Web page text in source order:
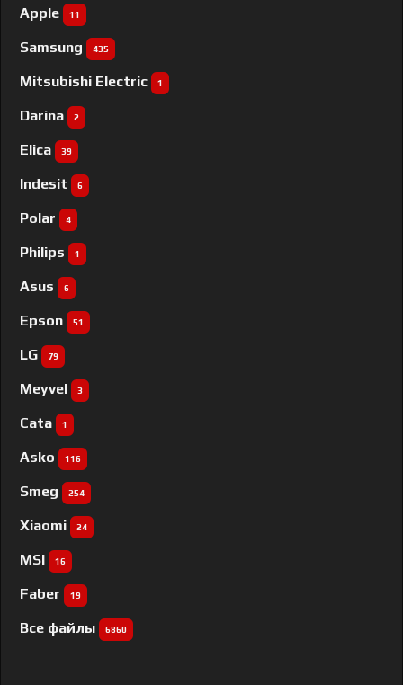
Apple 11
Samsung 435
Mitsubishi Electric 1
Darina 2
Elica 39
Indesit 6
Polar 4
Philips 1
Asus 6
Epson 51
LG 79
Meyvel 3
Cata 1
Asko 116
Smeg 254
Xiaomi 24
MSI 16
Faber 19
Все файлы 6860